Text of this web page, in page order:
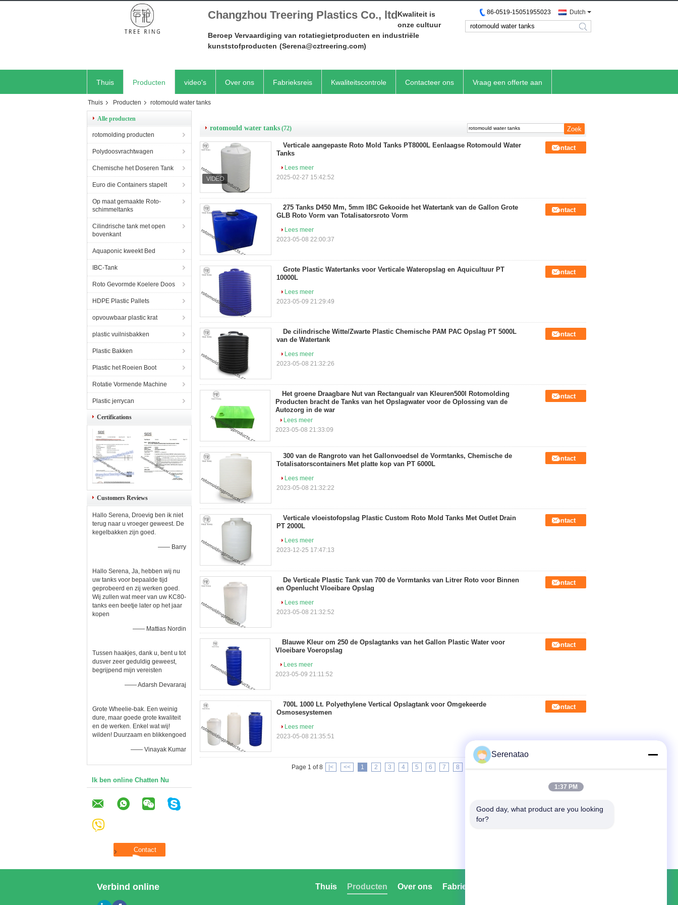
Changzhou Treering Plastics Co., ltdKwaliteit is
onze cultuur
Beroep Vervaardiging van rotatiegietproducten en industriële
kunststofproducten (Serena@cztreering.com)
Dutch
86-0519-15051955023
search
Thuis Producten video's Over ons Fabrieksreis Kwaliteitscontrole Contacteer ons Vraag een offerte aan
Thuis Producten rotomould water tanks
Alle producten
rotomolding producten
Polydoosvrachtwagen
Chemische het Doseren Tank
Euro die Containers stapelt
Op maat gemaakte Roto-
schimmeltanks
Cilindrische tank met open
bovenkant
Aquaponic kweekt Bed
IBC-Tank
Roto Gevormde Koelere Doos
HDPE Plastic Pallets
opvouwbaar plastic krat
plastic vuilnisbakken
Plastic Bakken
Plastic het Roeien Boot
Rotatie Vormende Machine
Plastic jerrycan
Certifications
Customers Reviews
Hallo Serena, Droevig ben ik niet
terug naar u vroeger geweest. De
kegelbakken zijn goed.
—— Barry
Hallo Serena, Ja, hebben wij nu
uw tanks voor bepaalde tijd
geprobeerd en zij werken goed.
Wij zullen wat meer van uw KC80-
tanks een beetje later op het jaar
kopen
—— Mattias Nordin
Tussen haakjes, dank u, bent u tot
dusver zeer geduldig geweest,
begrijpend mijn vereisten
—— Adarsh Devararaj
Grote Wheelie-bak. Een weinig
dure, maar goede grote kwaliteit
en de werken. Enkel wat wij!
wilden! Duurzaam en blikkengoed
—— Vinayak Kumar
Ik ben online Chatten Nu
rotomould water tanks (72)
Verticale aangepaste Roto Mold Tanks PT8000L Eenlaagse Rotomould Water
Tanks
Contact
Lees meer
2025-02-27 15:42:52
275 Tanks D450 Mm, 5mm IBC Gekooide het Watertank van de Gallon Grote
GLB Roto Vorm van Totalisatorsroto Vorm
Contact
Lees meer
2023-05-08 22:00:37
Grote Plastic Watertanks voor Verticale Wateropslag en Aquicultuur PT
10000L
Contact
Lees meer
2023-05-09 21:29:49
De cilindrische Witte/Zwarte Plastic Chemische PAM PAC Opslag PT 5000L
van de Watertank
Contact
Lees meer
2023-05-08 21:32:26
Het groene Draagbare Nut van Rectangualr van Kleuren500l Rotomolding
Producten bracht de Tanks van het Opslagwater voor de Oplossing van de
Autozorg in de war
Contact
Lees meer
2023-05-08 21:33:09
300 van de Rangroto van het Gallonvoedsel de Vormtanks, Chemische de
Totalisatorscontainers Met platte kop van PT 6000L
Contact
Lees meer
2023-05-08 21:32:22
Verticale vloeistofopslag Plastic Custom Roto Mold Tanks Met Outlet Drain
PT 2000L
Contact
Lees meer
2023-12-25 17:47:13
De Verticale Plastic Tank van 700 de Vormtanks van Litrer Roto voor Binnen
en Openlucht Vloeibare Opslag
Contact
Lees meer
2023-05-08 21:32:52
Blauwe Kleur om 250 de Opslagtanks van het Gallon Plastic Water voor
Vloeibare Voeropslag
Contact
Lees meer
2023-05-09 21:11:52
700L 1000 Lt. Polyethylene Vertical Opslagtank voor Omgekeerde
Osmosesystemen
Contact
Lees meer
2023-05-08 21:35:51
Page 1 of 8 |< << 1 2 3 4 5 6 7 8 >> >|
Verbind online Fabrieksreis
Over ons
Producten
Thuis
Serenatao
1:37 PM
Good day, what product are you looking
for?